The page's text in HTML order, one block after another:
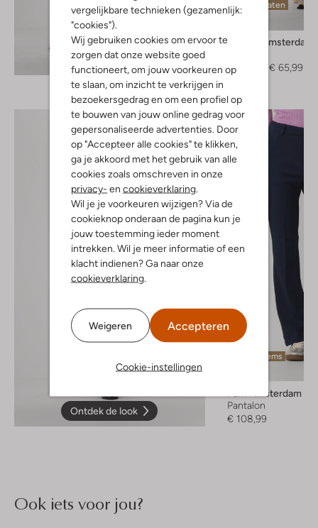
vergelijkbare technieken (gezamenlijk:
"cookies").
Wij gebruiken cookies om ervoor te
zorgen dat onze website goed
functioneert, om jouw voorkeuren op
te slaan, om inzicht te verkrijgen in
bezoekersgedrag en om een profiel op
te bouwen van jouw online gedrag voor
gepersonaliseerde advertenties. Door
op "Accepteer alle cookies" te klikken,
ga je akkoord met het gebruik van alle
cookies zoals omschreven in onze
privacy- en cookieverklaring.
Wil je je voorkeuren wijzigen? Via de
cookieknop onderaan de pagina kun je
jouw toestemming ieder moment
intrekken. Wil je meer informatie of een
klacht indienen? Ga naar onze
cookieverklaring.
Weigeren Accepteren
Cookie-instellingen
Ontdek de look
Laatste maten
Jansen Amsterdam
€ 109,95
€ 65,99
Ontdek de look
Laatste items
Pom Amsterdam
Pantalon
€ 108,99
Ook iets voor jou?